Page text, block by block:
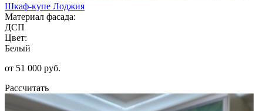
Шкаф-купе Лоджия
Материал фасада:
ДСП
Цвет:
Белый
от 51 000 руб.
Рассчитать